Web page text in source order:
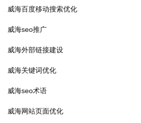
威海百度移动搜索优化
威海seo推广
威海外部链接建设
威海关键词优化
威海seo术语
威海网站页面优化